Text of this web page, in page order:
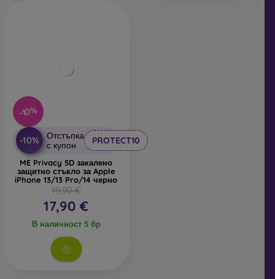
-10%
-10%
Отстъпка
с купон
PROTECT10
ME Privacy 5D закалено
защитно стъкло за Apple
iPhone 13/13 Pro/14 черно
19,90 €
17,90 €
В наличност 5 бр